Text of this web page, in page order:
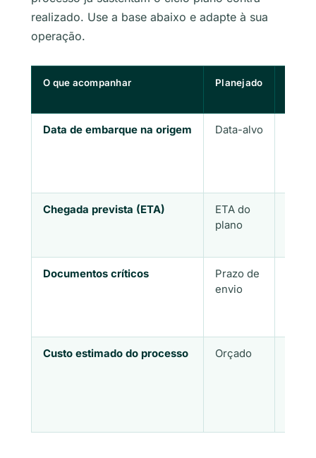
realizado. Use a base abaixo e adapte à sua
operação.
O que acompanhar Planejado
Data de embarque na origem Data-alvo
Chegada prevista (ETA)
ETA do
plano
Documentos críticos
Prazo de
envio
Custo estimado do processo Orçado